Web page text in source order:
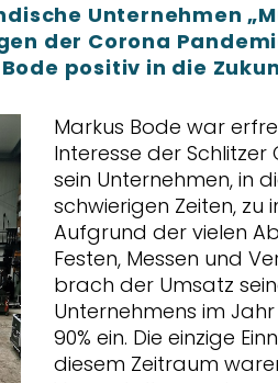
Unternehmen
der Corona
positiv in die
Markus Bode war
Interesse der Schlitzer
sein Unternehmen, in
schwierigen Zeiten, zu
Aufgrund der vielen
Festen, Messen und
brach der Umsatz
Unternehmens im
90% ein. Die einzige
diesem Zeitraum